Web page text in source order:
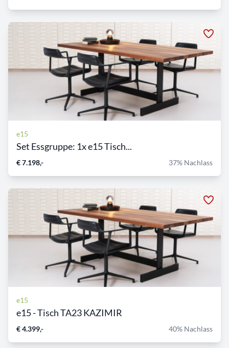
e15
Set Essgruppe: 1x e15 Tisch...
€ 7.198,- 37% Nachlass
e15
e15 - Tisch TA23 KAZIMIR
€ 4.399,- 40% Nachlass